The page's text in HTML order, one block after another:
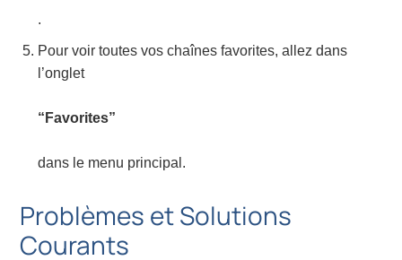
.
Pour voir toutes vos chaînes favorites, allez dans
l’onglet
“Favorites”
dans le menu principal.
Problèmes et Solutions
Courants